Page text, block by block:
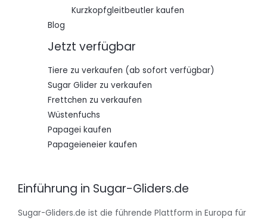
Kurzkopfgleitbeutler kaufen
Blog
Jetzt verfügbar
Tiere zu verkaufen (ab sofort verfügbar)
Sugar Glider zu verkaufen
Frettchen zu verkaufen
Wüstenfuchs
Papagei kaufen
Papageieneier kaufen
Einführung in Sugar-Gliders.de
Sugar-Gliders.de ist die führende Plattform in Europa für